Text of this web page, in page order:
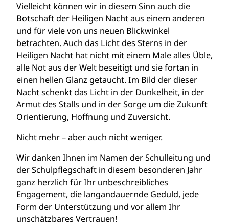
Vielleicht können wir in diesem Sinn auch die
Botschaft der Heiligen Nacht aus einem anderen
und für viele von uns neuen Blickwinkel
betrachten. Auch das Licht des Sterns in der
Heiligen Nacht hat nicht mit einem Male alles Üble,
alle Not aus der Welt beseitigt und sie fortan in
einen hellen Glanz getaucht. Im Bild der dieser
Nacht schenkt das Licht in der Dunkelheit, in der
Armut des Stalls und in der Sorge um die Zukunft
Orientierung, Hoffnung und Zuversicht.
Nicht mehr – aber auch nicht weniger.
Wir danken Ihnen im Namen der Schulleitung und
der Schulpflegschaft in diesem besonderen Jahr
ganz herzlich für Ihr unbeschreibliches
Engagement, die langandauernde Geduld, jede
Form der Unterstützung und vor allem Ihr
unschätzbares Vertrauen!